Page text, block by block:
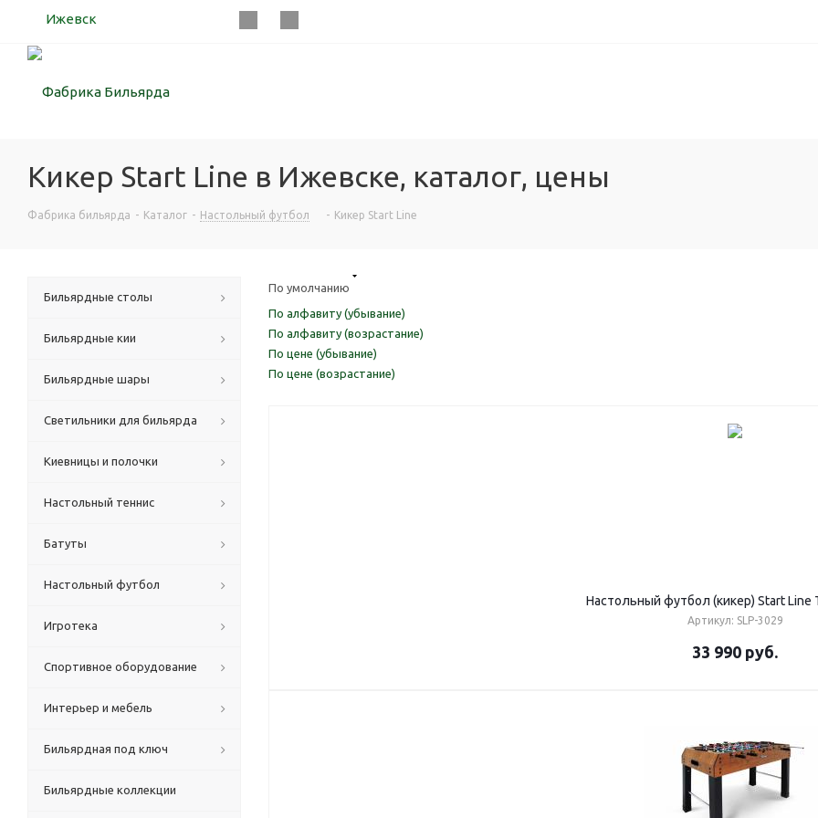
Ижевск
Кикер Start Line в Ижевске, каталог, цены
Фабрика бильярда - Каталог - Настольный футбол - Кикер Start Line
По умолчанию
По алфавиту (убывание)
По алфавиту (возрастание)
По цене (убывание)
По цене (возрастание)
Настольный футбол (кикер) Start Line
Артикул: SLP-3029
33 990 руб.
Бильярдные столы
Бильярдные кии
Бильярдные шары
Светильники для бильярда
Киевницы и полочки
Настольный теннис
Батуты
Настольный футбол
Игротека
Спортивное оборудование
Интерьер и мебель
Бильярдная под ключ
Бильярдные коллекции